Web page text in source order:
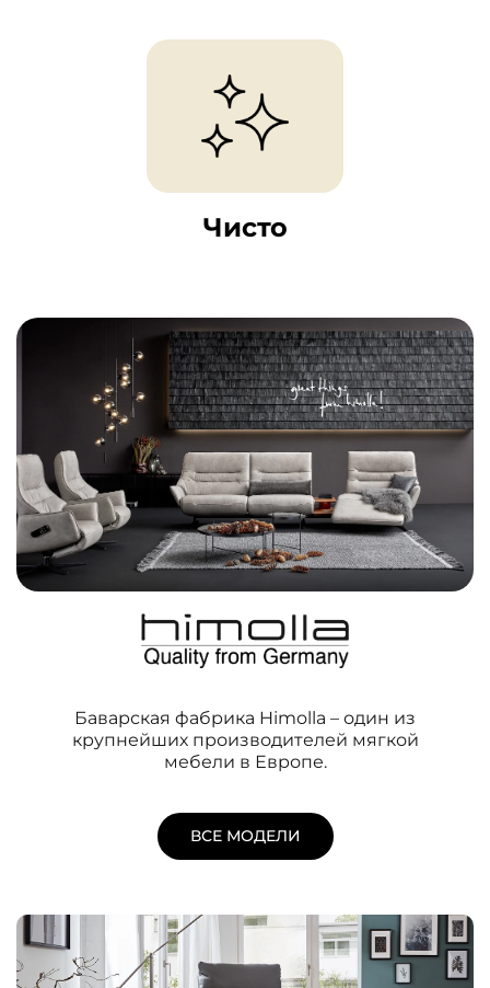
Чисто
Баварская фабрика Himolla – один из
крупнейших производителей мягкой
мебели в Европе.
ВСЕ МОДЕЛИ